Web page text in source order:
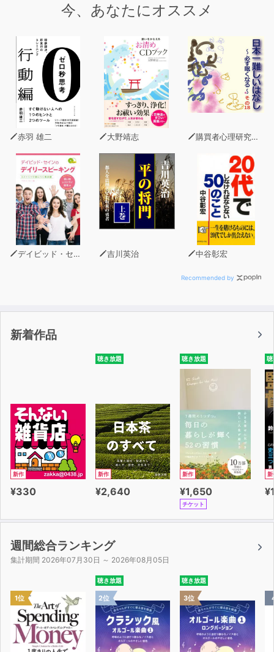
ゆる要因でパラダイムシフトが起きており、従来とは違う
った。
今、あなたにオススメ
赤羽 雄二 大野靖志 購買者心理研究所 株式会社モデンナ 顧問 青木幹和
デイビッド・セイン 吉川英治 中谷彰宏
Recommended by
新着作品
新作
¥330
聴き放題
新作
¥2,640
聴き放題
新作
¥1,650
チケット
聴
新
週間総合ランキング
集計期間 2026年07月30日 ～ 2026年08月05日
1位
聴き放題
2位
聴き放題
3位